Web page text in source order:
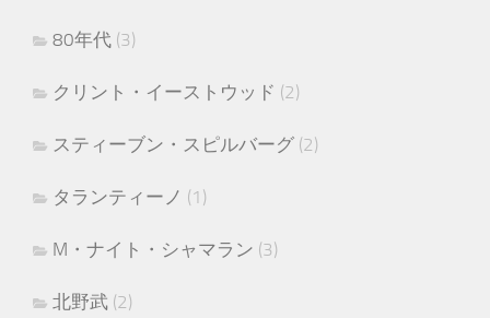
80年代 (3)
クリント・イーストウッド (2)
スティーブン・スピルバーグ (2)
タランティーノ (1)
M・ナイト・シャマラン (3)
北野武 (2)